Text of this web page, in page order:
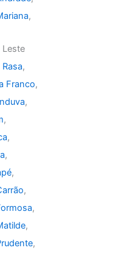
,
Leste
,
Franco,
,
,
,
,
,
,
,
,
,